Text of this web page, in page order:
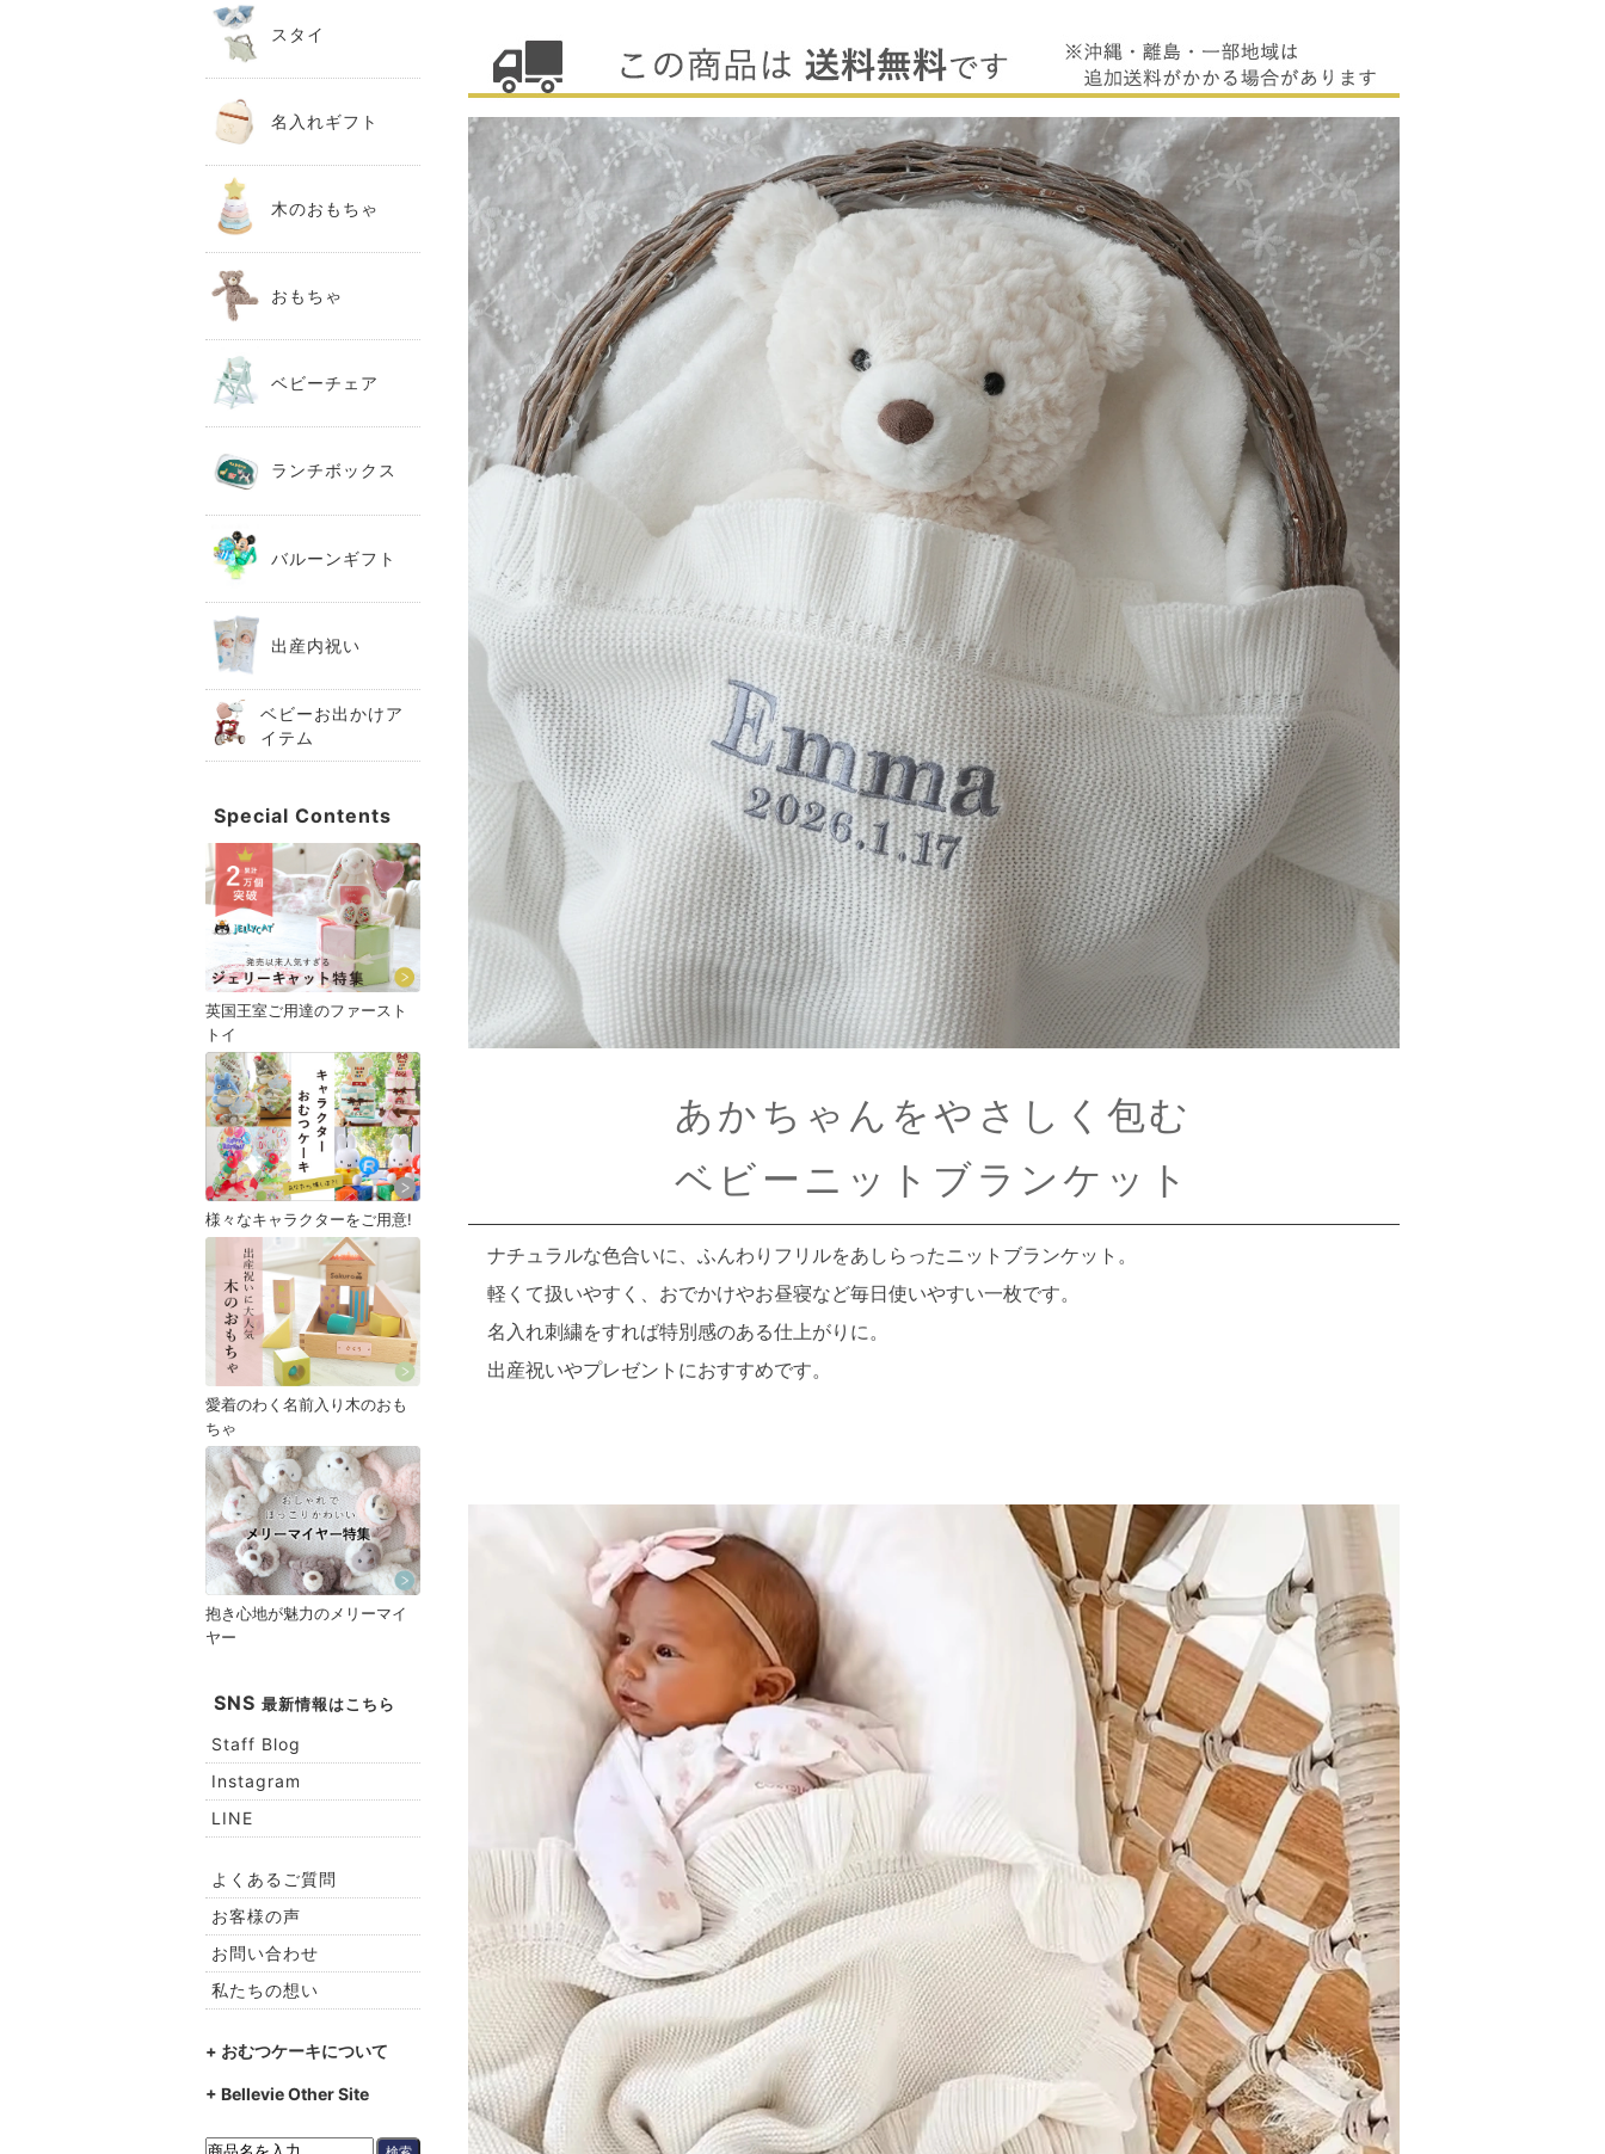
あかちゃんをやさしく包む
ベビーニットブランケット
ナチュラルな色合いに、ふんわりフリルをあしらったニットブランケット。
軽くて扱いやすく、おでかけやお昼寝など毎日使いやすい一枚です。
名入れ刺繍をすれば特別感のある仕上がりに。
出産祝いやプレゼントにおすすめです。
スタイ
名入れギフト
木のおもちゃ
おもちゃ
ベビーチェア
ランチボックス
バルーンギフト
出産内祝い
ベビーお出かけア
イテム
Special Contents
英国王室ご用達のファースト
トイ
様々なキャラクターをご用意!
愛着のわく名前入り木のおも
ちゃ
抱き心地が魅力のメリーマイ
ヤー
SNS 最新情報はこちら
Staff Blog
Instagram
LINE
よくあるご質問
お客様の声
お問い合わせ
私たちの想い
+ おむつケーキについて
+ Bellevie Other Site